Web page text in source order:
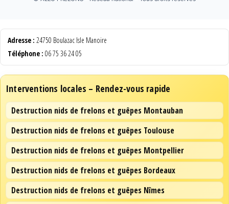
Adresse : 24750 Boulazac Isle Manoire
Téléphone : 06 75 36 24 05
Interventions locales – Rendez-vous rapide
Destruction nids de frelons et guêpes Montauban
Destruction nids de frelons et guêpes Toulouse
Destruction nids de frelons et guêpes Montpellier
Destruction nids de frelons et guêpes Bordeaux
Destruction nids de frelons et guêpes Nîmes